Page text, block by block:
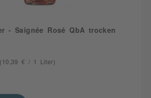
- Saignée Rosé QbA trocken
(10,39 € / 1 Liter)